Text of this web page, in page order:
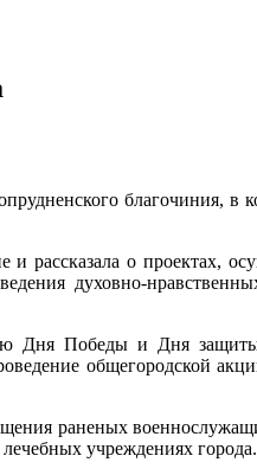
благочиния, в
рассказала о проектах,
духовно-
Дня Победы и Дня
общегородской
раненых
учреждениях города.